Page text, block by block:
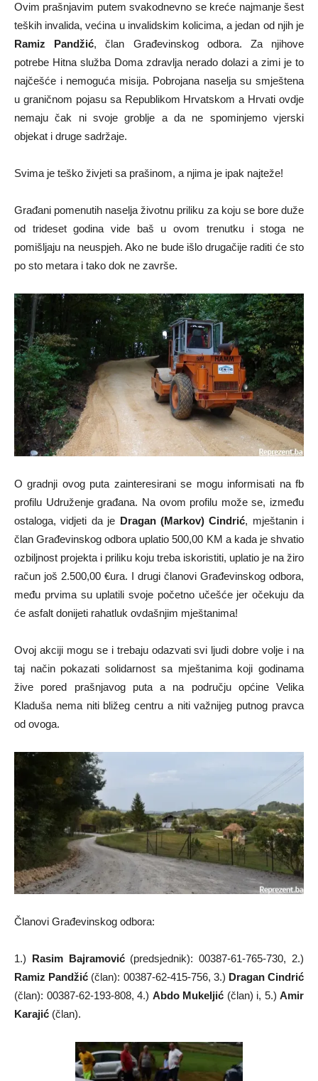
Ovim prašnjavim putem svakodnevno se kreće najmanje šest
teških invalida, većina u invalidskim kolicima, a jedan od njih je
Ramiz Pandžić, član Građevinskog odbora. Za njihove
potrebe Hitna služba Doma zdravlja nerado dolazi a zimi je to
najčešće i nemoguća misija. Pobrojana naselja su smještena
u graničnom pojasu sa Republikom Hrvatskom a Hrvati ovdje
nemaju čak ni svoje groblje a da ne spominjemo vjerski
objekat i druge sadržaje.
Svima je teško živjeti sa prašinom, a njima je ipak najteže!
Građani pomenutih naselja životnu priliku za koju se bore duže
od trideset godina vide baš u ovom trenutku i stoga ne
pomišljaju na neuspjeh. Ako ne bude išlo drugačije raditi će sto
po sto metara i tako dok ne završe.
O gradnji ovog puta zainteresirani se mogu informisati na fb
profilu Udruženje građana. Na ovom profilu može se, između
ostaloga, vidjeti da je Dragan (Markov) Cindrić, mještanin i
član Građevinskog odbora uplatio 500,00 KM a kada je shvatio
ozbiljnost projekta i priliku koju treba iskoristiti, uplatio je na žiro
račun još 2.500,00 €ura. I drugi članovi Građevinskog odbora,
među prvima su uplatili svoje početno učešće jer očekuju da
će asfalt donijeti rahatluk ovdašnjim mještanima!
Ovoj akciji mogu se i trebaju odazvati svi ljudi dobre volje i na
taj način pokazati solidarnost sa mještanima koji godinama
žive pored prašnjavog puta a na području općine Velika
Kladuša nema niti bližeg centru a niti važnijeg putnog pravca
od ovoga.
Članovi Građevinskog odbora:
1.) Rasim Bajramović(predsjednik): 00387-61-765-730, 2.)
Ramiz Pandžić (član): 00387-62-415-756, 3.) Dragan Cindrić
(član): 00387-62-193-808, 4.) Abdo Mukeljić (član) i, 5.) Amir
Karajić (član).